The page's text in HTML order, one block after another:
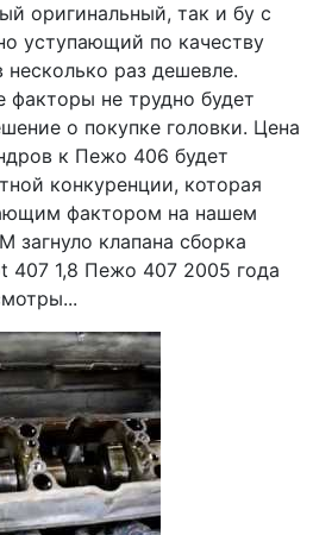
оригинальный, так и бу с
уступающий по качеству
раз дешевле.
не трудно будет
о покупке головки. Цена
к Пежо 406 будет
конкуренции, которая
фактором на нашем
загнуло клапана сборка
407 1,8 Пежо 407 2005 года